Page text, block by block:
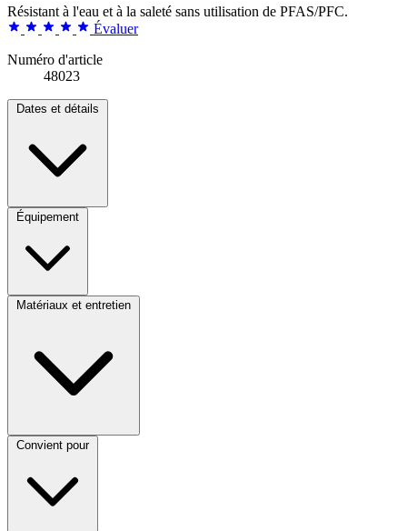
Résistant à l'eau et à la saleté sans utilisation de PFAS/PFC.
Évaluer
Numéro d'article
48023
Dates et détails
Équipement
Matériaux et entretien
Convient pour